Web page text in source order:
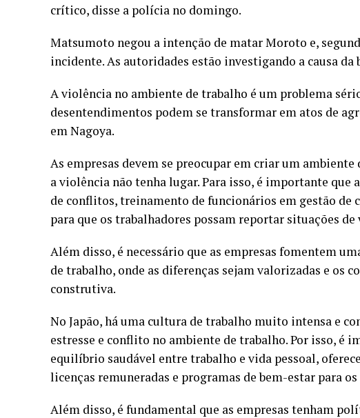
crítico, disse a polícia no domingo.
Matsumoto negou a intenção de matar Moroto e,
incidente. As autoridades estão investigando a causa da
A violência no ambiente de trabalho é um problema
desentendimentos podem se transformar em atos de
em Nagoya.
As empresas devem se preocupar em criar um
a violência não tenha lugar. Para isso, é importante
de conflitos, treinamento de funcionários em gestão de
para que os trabalhadores possam reportar situações
Além disso, é necessário que as empresas fomentem
de trabalho, onde as diferenças sejam valorizadas e os
construtiva.
No Japão, há uma cultura de trabalho muito intensa e
estresse e conflito no ambiente de trabalho. Por isso, é
equilíbrio saudável entre trabalho e vida pessoal,
licenças remuneradas e programas de bem-estar para
Além disso, é fundamental que as empresas tenham